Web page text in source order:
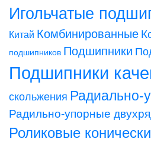
Игольчатые
Китай Комбинированные
подшипников Подшипники
Подшипники
скольжения Радиально-
Радильно-упорные
Роликовые